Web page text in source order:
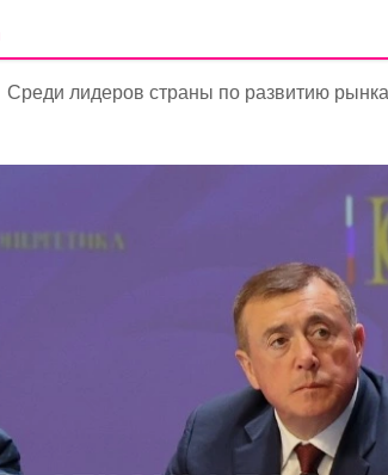
Среди лидеров страны по развитию